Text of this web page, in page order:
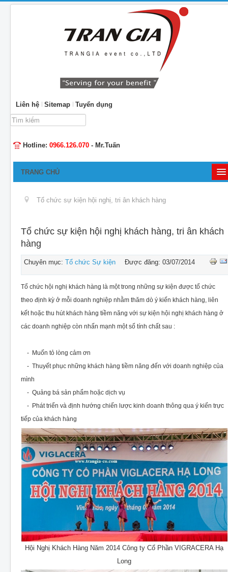
Liên hệ Sitemap
Tuyển dụng
Tìm
kiếm...
Hotline: 0966.126.070 - Mr.Tuấn
TRANG CHỦ
CHO THUÊ THIẾT BỊ SỰ KIỆN
THIẾT KẾ
THI CÔNG - LẮP ĐẶT THIẾT BỊ
Tổ chức sự kiện hội nghị, tri ân khách hàng
Tổ chức sự kiện hội nghị khách hàng, tri ân khách
hàng
Chuyên mục: Tổ chức Sự kiện Được đăng: 03/07/2014
Tổ chức hội nghị khách hàng là một trong những sự kiện được tổ chức
theo định kỳ ở mỗi doanh nghiệp nhằm thăm dò ý kiến khách hàng, liên
kết hoặc thu hút khách hàng tiềm năng với sự kiện hội nghị khách hàng ở
các doanh nghiệp còn nhấn mạnh một số tính chất sau :
- Muốn tỏ lòng cảm ơn
- Thuyết phục những khách hàng tiềm năng đến với doanh nghiệp của
mình
- Quảng bá sản phẩm hoặc dịch vụ
- Phát triển và định hướng chiến lược kinh doanh thông qua ý kiến trực
tiếp của khách hàng
Hội Nghị Khách Hàng Năm 2014 Công ty Cổ Phần VIGRACERA Hạ
Long